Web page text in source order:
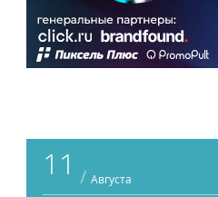
11 / Августа